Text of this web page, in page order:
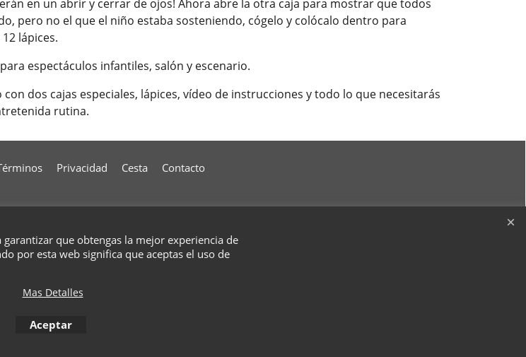
en un abrir y cerrar de ojos! Ahora abre la otra caja para mostrar que todos
pero no el que el niño estaba sosteniendo, cógelo y colócalo dentro para
lápices.
espectáculos infantiles, salón y escenario.
con dos cajas especiales, lápices, vídeo de instrucciones y todo lo que necesitarás
rutina.
Privacidad Cesta Contacto
software was used.que obtengas la mejor experiencia de
por esta web significa que aceptas el uso de
Mas Detalles
Aceptar